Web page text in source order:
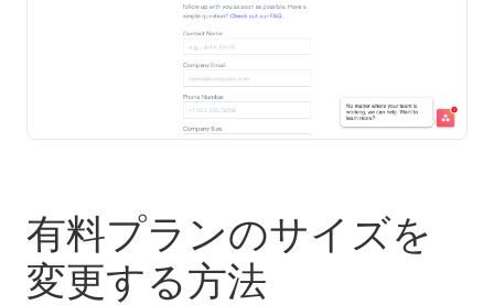
有料プランのサイズを
変更する方法